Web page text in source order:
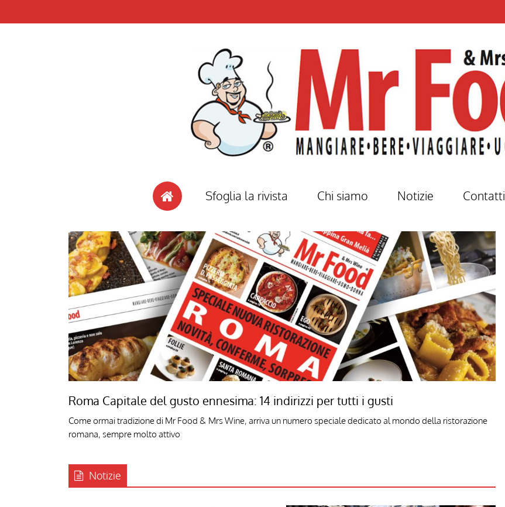
Sfoglia la rivista Chi siamo Notizie Contatti
Roma Capitale del gusto ennesima: 14 indirizzi per tutti i gusti
Come ormai tradizione di Mr Food & Mrs Wine, arriva un numero speciale dedicato al mondo della ristorazione
romana, sempre molto attivo
Notizie